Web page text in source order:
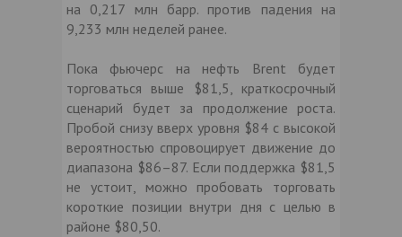
на 0,217 млн барр. против падения на
9,233 млн неделей ранее.
Пока фьючерс на нефть Brent будет
торговаться выше $81,5, краткосрочный
сценарий будет за продолжение роста.
Пробой снизу вверх уровня $84 c высокой
вероятностью спровоцирует движение до
диапазона $86–87. Если поддержка $81,5
не устоит, можно пробовать торговать
короткие позиции внутри дня с целью в
районе $80,50.